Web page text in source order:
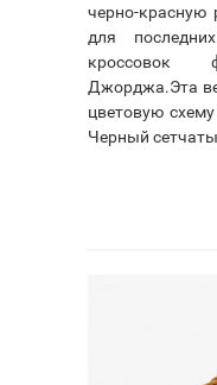
черно-красную
для
Джорджа.Эта
цветовую
Черный